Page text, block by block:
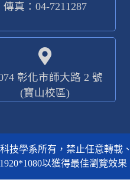
傳真：04-7211287
彰化市師大路 2 號
(寶山校區)
技學系所有，禁止任意轉載
以獲得最佳瀏覽效果